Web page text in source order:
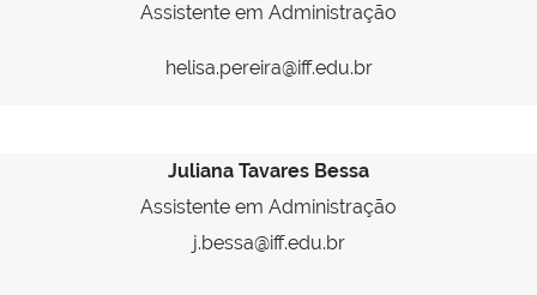
Assistente em Administração
helisa.pereira@iff.edu.br
Juliana Tavares Bessa
Assistente em Administração
j.bessa@iff.edu.br